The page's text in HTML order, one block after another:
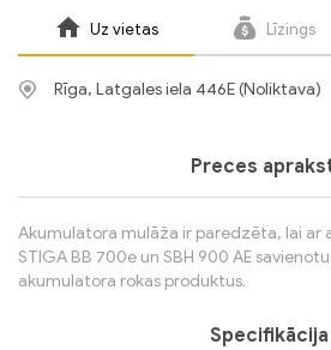
Uz vietas Līzings
Rīga, Latgales iela 446E (Noliktava)
Preces
Akumulatora mulāža ir paredzēta, lai ar
STIGA BB 700e un SBH 900 AE
akumulatora rokas produktus.
Specifikācija